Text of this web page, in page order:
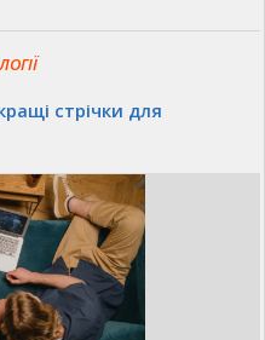
стрічки для